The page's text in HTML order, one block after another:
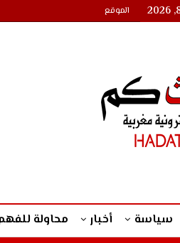
الموقع
سياسة أخبار محاولة